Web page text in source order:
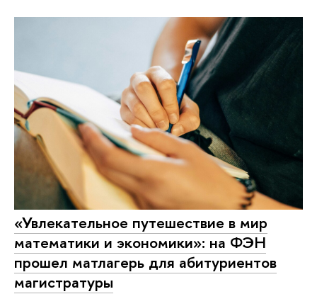
«Увлекательное путешествие в мир
математики и экономики»: на ФЭН
прошел матлагерь для абитуриентов
магистратуры